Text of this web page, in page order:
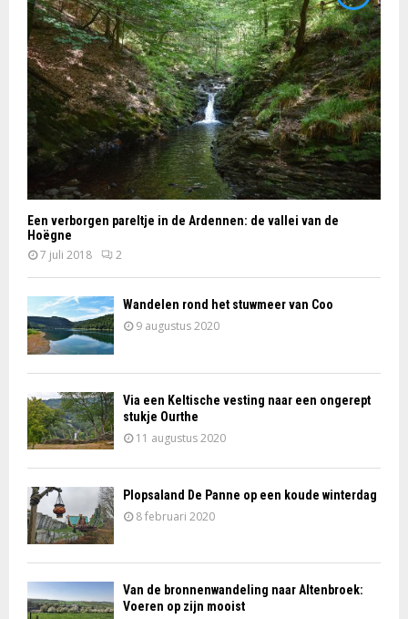
Een verborgen pareltje in de Ardennen: de vallei van de
Hoëgne
7 juli 2018 2
Wandelen rond het stuwmeer van Coo
9 augustus 2020
Via een Keltische vesting naar een ongerept
stukje Ourthe
11 augustus 2020
Plopsaland De Panne op een koude winterdag
8 februari 2020
Van de bronnenwandeling naar Altenbroek:
Voeren op zijn mooist